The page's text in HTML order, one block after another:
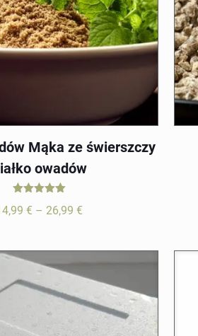
Mąka ze świerszczy
owadów
5.00
€ – 26,99 €Zakres
od
26,99 €